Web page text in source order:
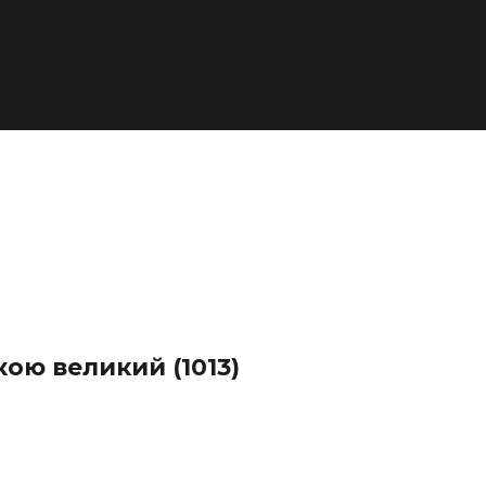
великий (1013)